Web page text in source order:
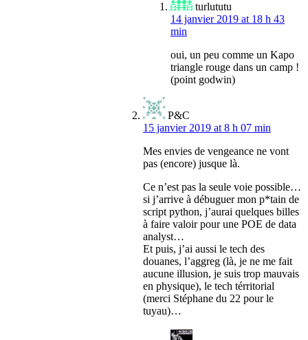
turlututu
14 janvier 2019 at 18 h 43
min
oui, un peu comme un Kapo
triangle rouge dans un camp !
(point godwin)
P&C
15 janvier 2019 at 8 h 07 min
Mes envies de vengeance ne vont
pas (encore) jusque là.
Ce n’est pas la seule voie possible…
si j’arrive à débuguer mon p*tain de
script python, j’aurai quelques billes
à faire valoir pour une POE de data
analyst…
Et puis, j’ai aussi le tech des
douanes, l’aggreg (là, je ne me fait
aucune illusion, je suis trop mauvais
en physique), le tech térritorial
(merci Stéphane du 22 pour le
tuyau)…